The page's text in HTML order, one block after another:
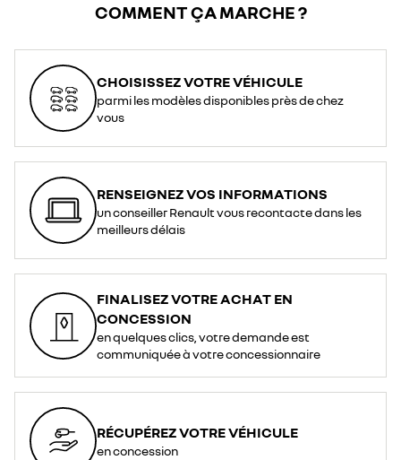
COMMENT ÇA MARCHE ?
CHOISISSEZ VOTRE VÉHICULE
parmi les modèles disponibles près de chez
vous
RENSEIGNEZ VOS INFORMATIONS
un conseiller Renault vous recontacte dans les
meilleurs délais
FINALISEZ VOTRE ACHAT EN
CONCESSION
en quelques clics, votre demande est
communiquée à votre concessionnaire
RÉCUPÉREZ VOTRE VÉHICULE
en concession